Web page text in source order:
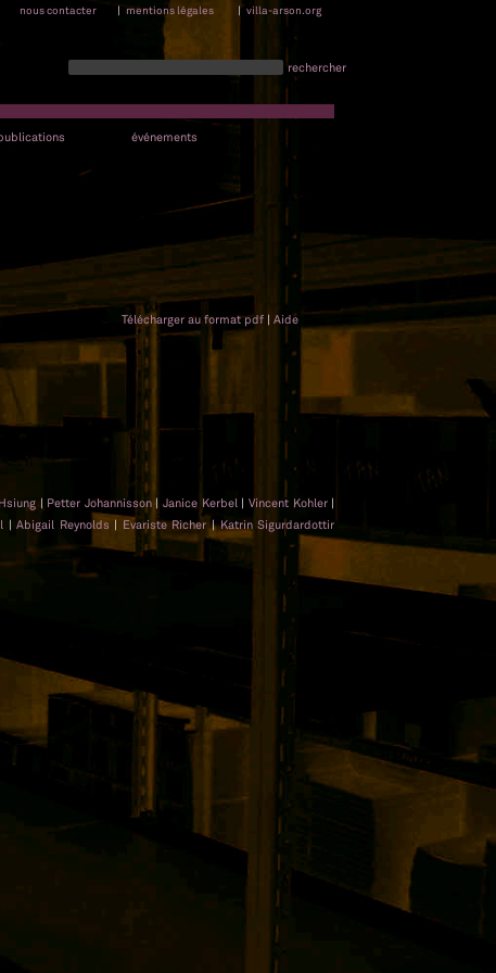
nous contacter | mentions légales | villa-arson.org
rechercher
événements
Télécharger au format pdf | Aide
| Petter Johannisson |Janice Kerbel |Vincent Kohler |
|Abigail Reynolds | Evariste Richer|Katrin Sigurdardottir